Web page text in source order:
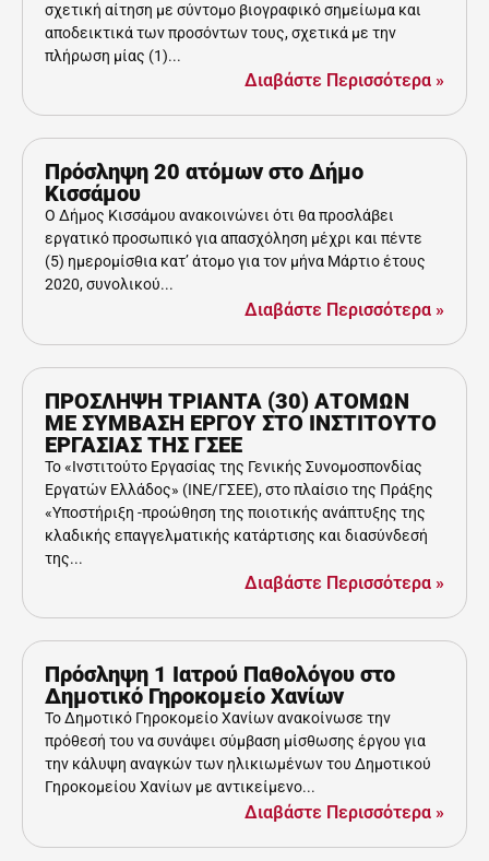
σχετική αίτηση με σύντομο βιογραφικό σημείωμα και
αποδεικτικά των προσόντων τους, σχετικά με την
πλήρωση μίας (1)...
Διαβάστε Περισσότερα »
Πρόσληψη 20 ατόμων στο Δήμο
Κισσάμου
Ο Δήμος Κισσάμου ανακοινώνει ότι θα προσλάβει
εργατικό προσωπικό για απασχόληση μέχρι και πέντε
(5) ημερομίσθια κατ’ άτομο για τον μήνα Μάρτιο έτους
2020, συνολικού...
Διαβάστε Περισσότερα »
ΠΡΟΣΛΗΨΗ ΤΡΙΑΝΤΑ (30) ΑΤΟΜΩΝ
ΜΕ ΣΥΜΒΑΣΗ ΕΡΓΟΥ ΣΤΟ ΙΝΣΤΙΤΟΥΤΟ
ΕΡΓΑΣΙΑΣ ΤΗΣ ΓΣΕΕ
Το «Ινστιτούτο Εργασίας της Γενικής Συνομοσπονδίας
Εργατών Ελλάδος» (ΙΝΕ/ΓΣΕΕ), στο πλαίσιο της Πράξης
«Υποστήριξη -προώθηση της ποιοτικής ανάπτυξης της
κλαδικής επαγγελματικής κατάρτισης και διασύνδεσή
της...
Διαβάστε Περισσότερα »
Πρόσληψη 1 Ιατρού Παθολόγου στο
Δημοτικό Γηροκομείο Χανίων
Το Δημοτικό Γηροκομείο Χανίων ανακοίνωσε την
πρόθεσή του να συνάψει σύμβαση μίσθωσης έργου για
την κάλυψη αναγκών των ηλικιωμένων του Δημοτικού
Γηροκομείου Χανίων με αντικείμενο...
Διαβάστε Περισσότερα »